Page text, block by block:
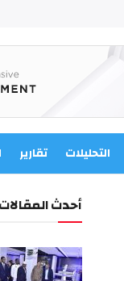
التحليلات تقارير
أحدث المقالات